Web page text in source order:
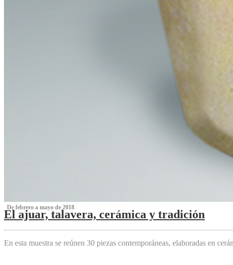
‌ De febrero a mayo de 2018
El ajuar, talavera, cerámica y tradición
‌
En esta muestra se reúnen 30 piezas contemporáneas, elaboradas en